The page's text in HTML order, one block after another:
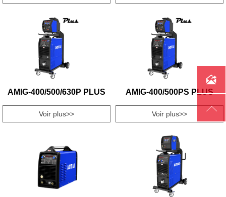
AMIG-400/500/630P PLUS
Voir plus>>
AMIG-400/500PS PLUS
Voir plus>>

